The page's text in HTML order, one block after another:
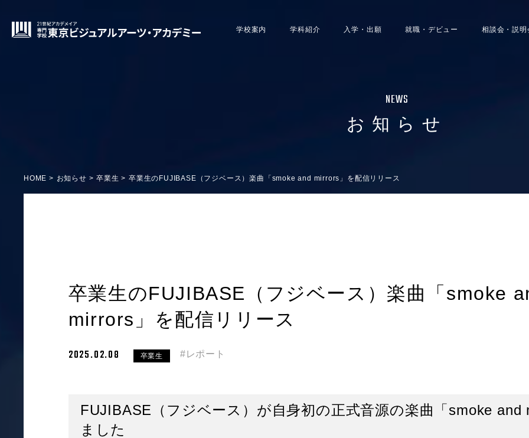
学校案内 学科紹介 入学・出願 就職・デビュー 相談会・説明
NEWS
お知らせ
HOME お知らせ 卒業生 卒業生のFUJIBASE（フジベース）楽曲「smoke and mirrors」を配信リリース
卒業生のFUJIBASE（フジベース）楽曲「smoke
mirrors」を配信リリース
2025.02.08 卒業生 #レポート
FUJIBASE（フジベース）が自身初の正式音源の楽曲「smoke
ました